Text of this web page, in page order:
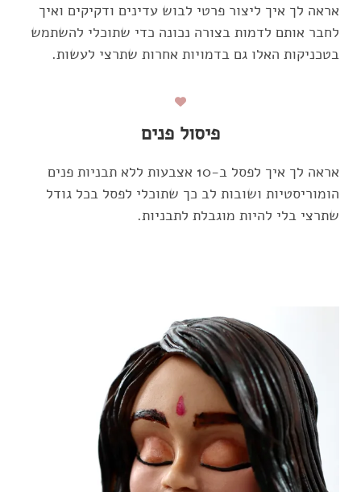
אראה לך איך ליצור פרטי לבוש עדינים ודקיקים ואיך
לחבר אותם לדמות בצורה נכונה כדי שתוכלי להשתמש
בטכניקות האלו גם בדמויות אחרות שתרצי לעשות.
פיסול פנים
אראה לך איך לפסל ב-10 אצבעות ללא תבניות פנים
הומוריסטיות ושובות לב כך שתוכלי לפסל בכל גודל
שתרצי בלי להיות מוגבלת לתבניות.